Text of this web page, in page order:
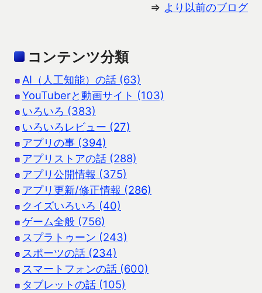
⇒ より以前のブログ
コンテンツ分類
AI（人工知能）の話 (63)
YouTuberと動画サイト (103)
いろいろ (383)
いろいろレビュー (27)
アプリの事 (394)
アプリストアの話 (288)
アプリ公開情報 (375)
アプリ更新/修正情報 (286)
クイズいろいろ (40)
ゲーム全般 (756)
スプラトゥーン (243)
スポーツの話 (234)
スマートフォンの話 (600)
タブレットの話 (105)